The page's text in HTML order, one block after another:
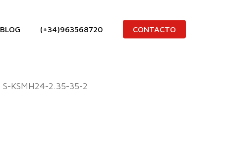
BLOG (+34)963568720 CONTACTO
S-KSMH24-2.35-35-2